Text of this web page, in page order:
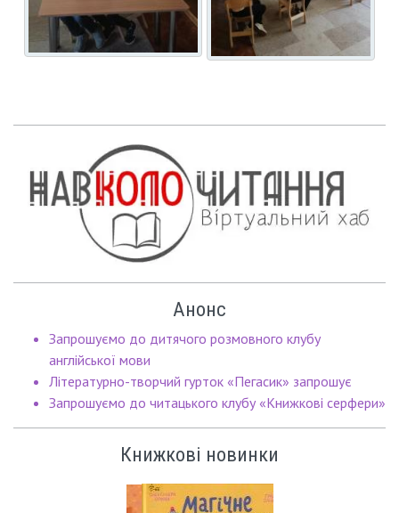
Анонс
Запрошуємо до дитячого розмовного клубу
англійської мови
Літературно-творчий гурток «Пегасик» запрошує
Запрошуємо до читацького клубу «Книжкові серфери»
Книжкові новинки